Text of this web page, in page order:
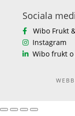
Sociala
Wibo Frukt
Instagram
Wibo frukt